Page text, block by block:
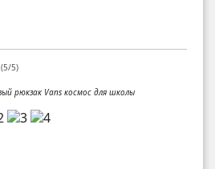
(5/5)
рюкзак Vans космос для школы